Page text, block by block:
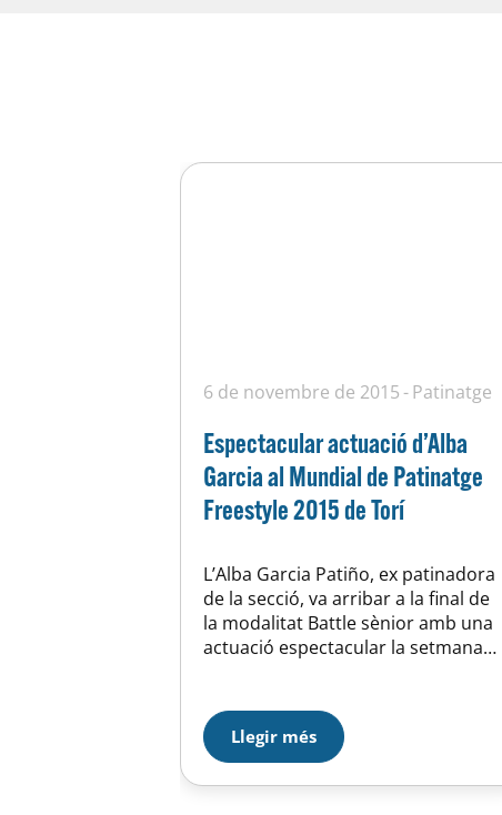
6 de novembre de 2015 Patinatge
Espectacular actuació d’Alba
Garcia al Mundial de Patinatge
Freestyle 2015 de Torí
L’Alba Garcia Patiño, ex patinadora
de la secció, va arribar a la final de
la modalitat Battle sènior amb una
actuació espectacular la setmana
Torí (Itàlia). L’Alba es va quedar a les
portes del podi amb una
merescudíssima 4a plaça darrera la
rusa…
Llegir més